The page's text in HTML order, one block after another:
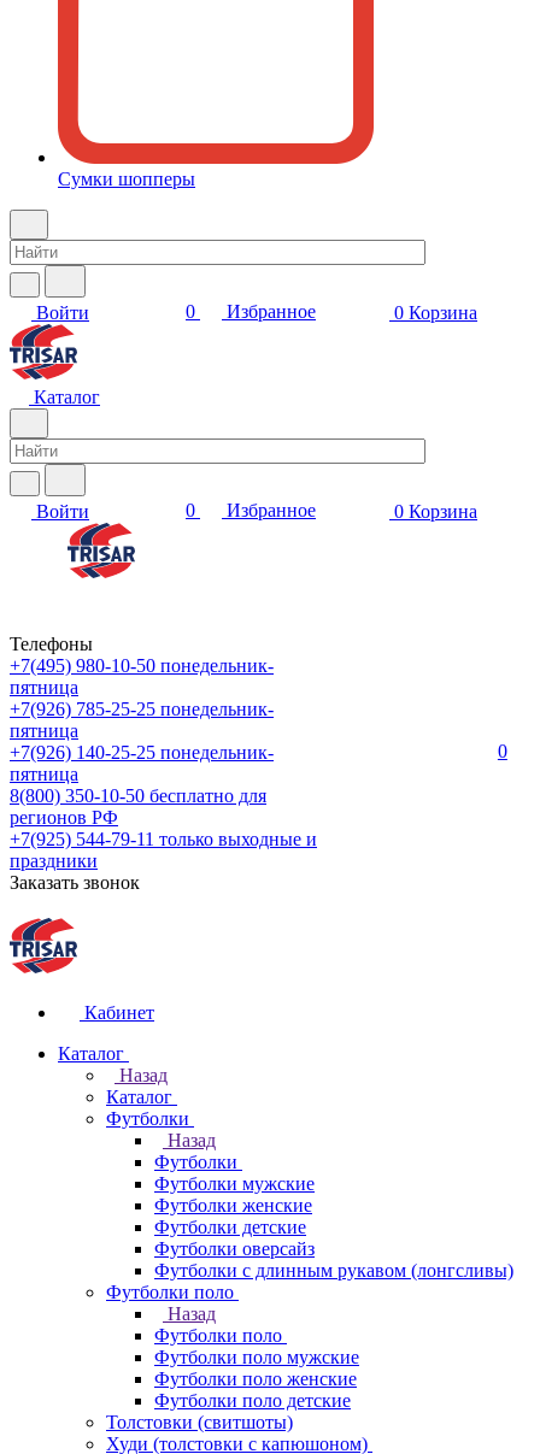
Сумки шопперы
Войти 0 Избранное 0 Корзина
Каталог
Войти 0 Избранное 0 Корзина
Телефоны
+7(495) 980-10-50 понедельник-
пятница
+7(926) 785-25-25 понедельник-
пятница
+7(926) 140-25-25 понедельник-
пятница
8(800) 350-10-50 бесплатно для
регионов РФ
+7(925) 544-79-11 только выходные и
праздники
Заказать звонок
0
Кабинет
Каталог
Назад
Каталог
Футболки
Назад
Футболки
Футболки мужские
Футболки женские
Футболки детские
Футболки оверсайз
Футболки с длинным рукавом (лонгсливы)
Футболки поло
Назад
Футболки поло
Футболки поло мужские
Футболки поло женские
Футболки поло детские
Толстовки (свитшоты)
Худи (толстовки с капюшоном)